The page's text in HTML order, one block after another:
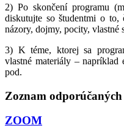
2) Po skončení programu
diskutujte so študentmi o
názory, dojmy, pocity, vlastné
3) K téme, ktorej sa
vlastné materiály – napríklad
pod.
Zoznam
ZOOM